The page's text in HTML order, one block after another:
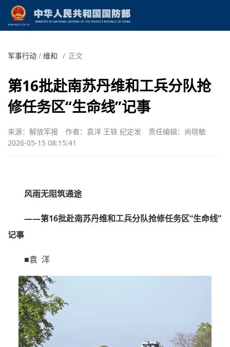
军事行动 / 维和 / 正文
第16批赴南苏丹维和工兵分队抢
修任务区“生命线”记事
来源：解放军报 作者：袁洋 王轶 纪定发
责任编辑：尚晓敏
2026-05-15 08:15:41
风雨无阻筑通途
——第16批赴南苏丹维和工兵分队抢修任务区“生命线”
记事
■袁 洋